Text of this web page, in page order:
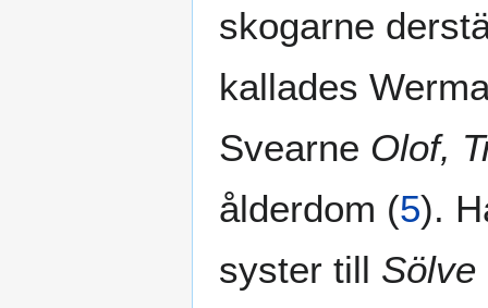
skogarne
kallades
Svearne Olof,
ålderdom (5).
syster till Sölve